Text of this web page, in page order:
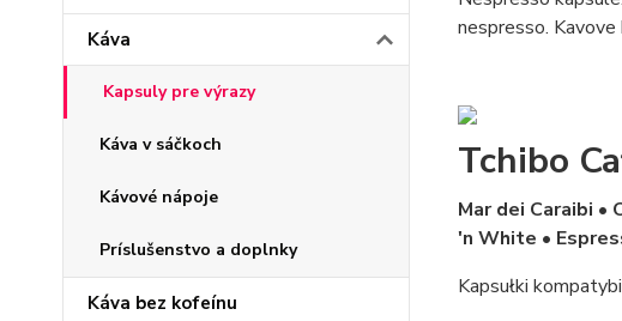
Káva
Kapsuly pre výrazy
Káva v sáčkoch
Kávové nápoje
Príslušenstvo a doplnky
Káva bez kofeínu
nespresso.
Tchibo
Mar dei Caraibi •
'n White •
Kapsułki